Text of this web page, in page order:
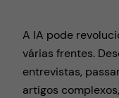
A IA pode
várias frentes.
entrevistas,
artigos